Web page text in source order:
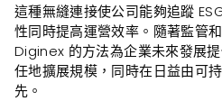
這種無縫連接使公司能夠追蹤
性同時提高運營效率。隨著監管
Diginex 的方法為企業未來發展
任地擴展規模，同時在日益由可
先。